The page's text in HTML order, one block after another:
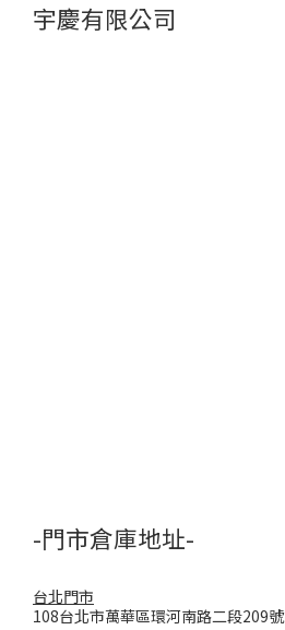
宇慶有限公司
-門市倉庫地址-
台北門市
108台北市萬華區環河南路二段209號